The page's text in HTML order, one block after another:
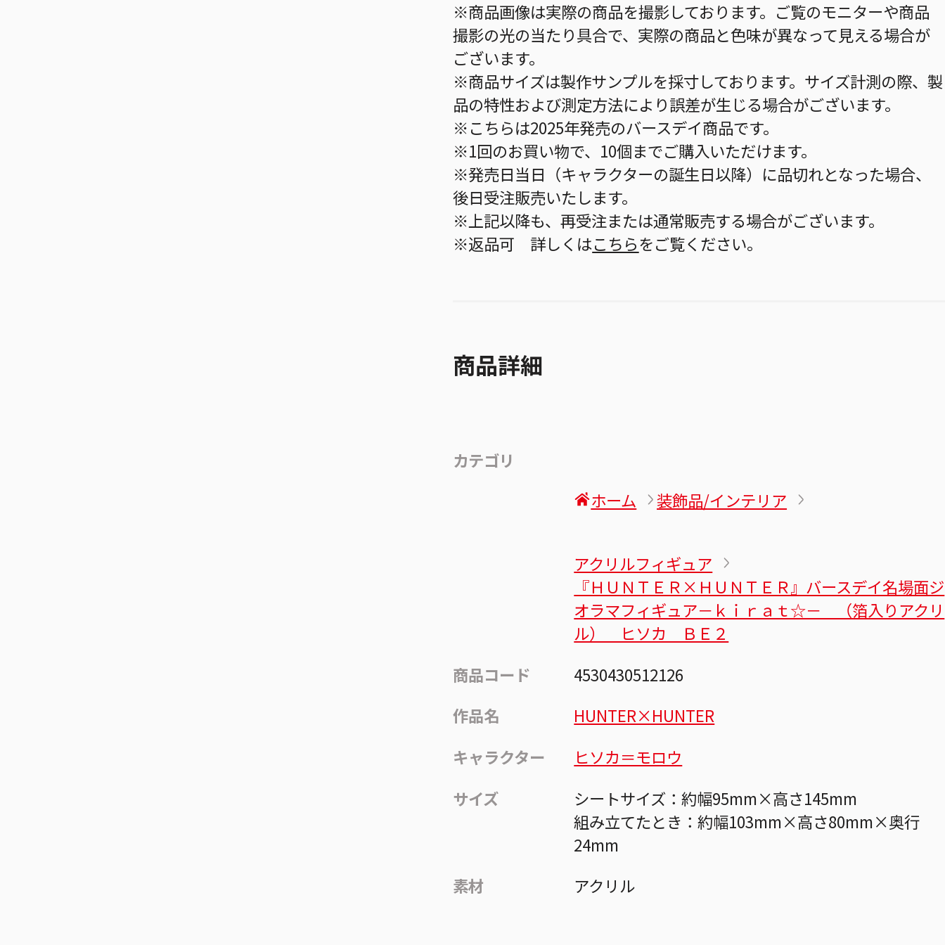
※商品画像は実際の商品を撮影しております。ご覧のモニターや商品
撮影の光の当たり具合で、実際の商品と色味が異なって見える場合が
ございます。
※商品サイズは製作サンプルを採寸しております。サイズ計測の際、製
品の特性および測定方法により誤差が生じる場合がございます。
※こちらは2025年発売のバースデイ商品です。
※1回のお買い物で、10個までご購入いただけます。
※発売日当日（キャラクターの誕生日以降）に品切れとなった場合、
後日受注販売いたします。
※上記以降も、再受注または通常販売する場合がございます。
※返品可 詳しくはこちらをご覧ください。
商品詳細
カテゴリ
ホーム
装飾品/インテリア
アクリルフィギュア
『ＨＵＮＴＥＲ×ＨＵＮＴＥＲ』バースデイ名場面ジ
オラマフィギュア－ｋｉｒａｔ☆－ （箔入りアクリ
ル） ヒソカ ＢＥ２
商品コード
4530430512126
作品名
HUNTER×HUNTER
キャラクター
ヒソカ＝モロウ
サイズ
シートサイズ：約幅95mm×高さ145mm
組み立てたとき：約幅103mm×高さ80mm×奥行
24mm
素材
アクリル